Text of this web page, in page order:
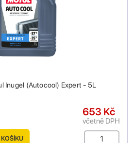
Inugel (Autocool) Expert - 5L
653 Kč
včetně DPH